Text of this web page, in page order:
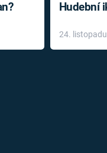
Hudební
léky
24.